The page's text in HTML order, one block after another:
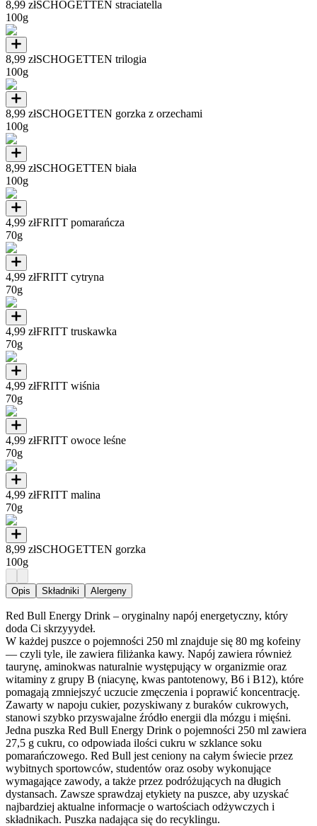
8,99 złSCHOGETTEN straciatella
100g
8,99 złSCHOGETTEN trilogia
100g
8,99 złSCHOGETTEN gorzka z orzechami
100g
8,99 złSCHOGETTEN biała
100g
4,99 złFRITT pomarańcza
70g
4,99 złFRITT cytryna
70g
4,99 złFRITT truskawka
70g
4,99 złFRITT wiśnia
70g
4,99 złFRITT owoce leśne
70g
4,99 złFRITT malina
70g
8,99 złSCHOGETTEN gorzka
100g
Opis Składniki Alergeny
Red Bull Energy Drink – oryginalny napój energetyczny, który
doda Ci skrzyyydeł.
W każdej puszce o pojemności 250 ml znajduje się 80 mg kofeiny
— czyli tyle, ile zawiera filiżanka kawy. Napój zawiera również
taurynę, aminokwas naturalnie występujący w organizmie oraz
witaminy z grupy B (niacynę, kwas pantotenowy, B6 i B12), które
pomagają zmniejszyć uczucie zmęczenia i poprawić koncentrację.
Zawarty w napoju cukier, pozyskiwany z buraków cukrowych,
stanowi szybko przyswajalne źródło energii dla mózgu i mięśni.
Jedna puszka Red Bull Energy Drink o pojemności 250 ml zawiera
27,5 g cukru, co odpowiada ilości cukru w szklance soku
pomarańczowego. Red Bull jest ceniony na całym świecie przez
wybitnych sportowców, studentów oraz osoby wykonujące
wymagające zawody, a także przez podróżujących na długich
dystansach. Zawsze sprawdzaj etykiety na puszce, aby uzyskać
najbardziej aktualne informacje o wartościach odżywczych i
składnikach. Puszka nadająca się do recyklingu.